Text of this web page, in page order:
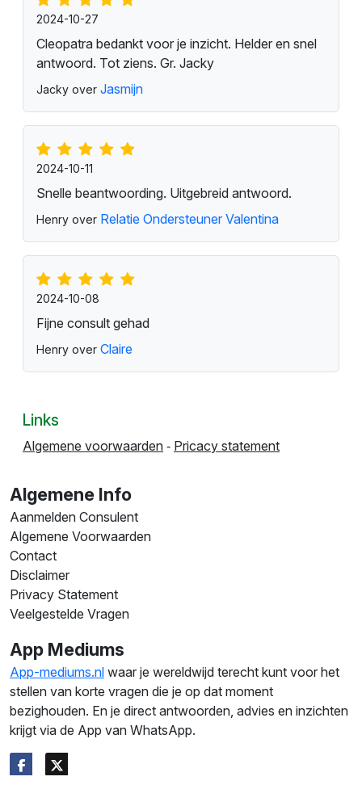
2024-10-27
Cleopatra bedankt voor je inzicht. Helder en snel
antwoord. Tot ziens. Gr. Jacky
Jacky over Jasmijn
2024-10-11
Snelle beantwoording. Uitgebreid antwoord.
Henry over Relatie Ondersteuner Valentina
2024-10-08
Fijne consult gehad
Henry over Claire
Links
Algemene voorwaarden ‐ Pricacy statement
Algemene Info
Aanmelden Consulent
Algemene Voorwaarden
Contact
Disclaimer
Privacy Statement
Veelgestelde Vragen
App Mediums
App-mediums.nl waar je wereldwijd terecht kunt voor het
stellen van korte vragen die je op dat moment
bezighouden. En je direct antwoorden, advies en inzichten
krijgt via de App van WhatsApp.